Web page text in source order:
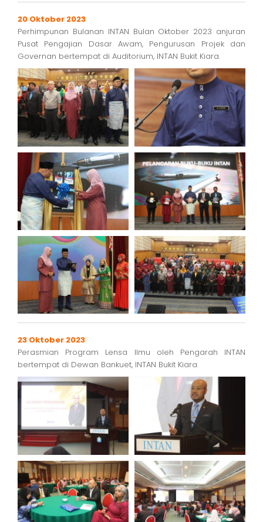
20 Oktober 2023
Perhimpunan Bulanan INTAN Bulan Oktober 2023 anjuran
Pusat Pengajian Dasar Awam, Pengurusan Projek dan
Governan bertempat di Auditorium, INTAN Bukit Kiara.
23 Oktober 2023
Perasmian Program Lensa Ilmu oleh Pengarah INTAN
bertempat di Dewan Bankuet, INTAN Bukit Kiara.